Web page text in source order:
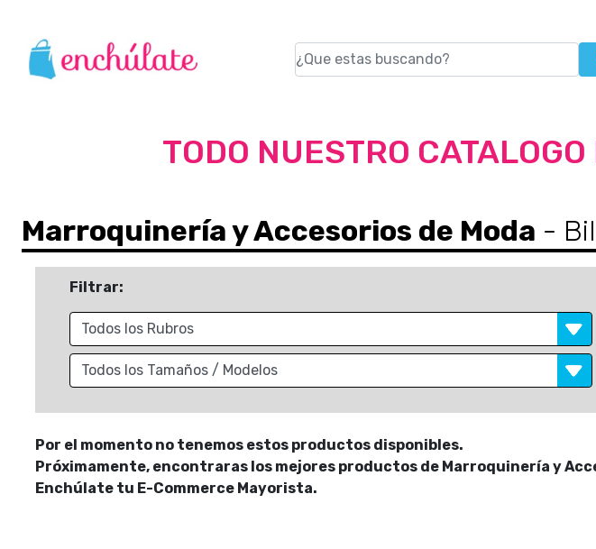
TODO NUESTRO
Marroquinería y Accesorios de Moda -
Filtrar:
Por el momento no tenemos estos productos disponibles.
Próximamente, encontraras los mejores productos de Marroquinería y
Enchúlate tu E-Commerce Mayorista.